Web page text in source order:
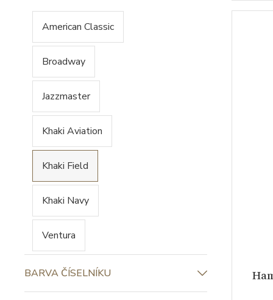
American Classic
Broadway
Jazzmaster
Khaki Aviation
Khaki Field
Khaki Navy
Ventura
BARVA ČÍSELNÍKU